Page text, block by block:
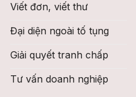
Viết đơn, viết thư
Đại diện ngoài tố tụng
Giải quyết tranh chấp
Tư vấn doanh nghiệp